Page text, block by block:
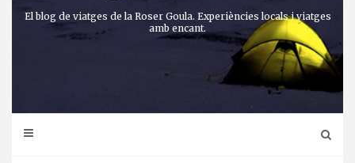
El blog de viatges de la Roser Goula. Experiències locals i viatges
amb encant.